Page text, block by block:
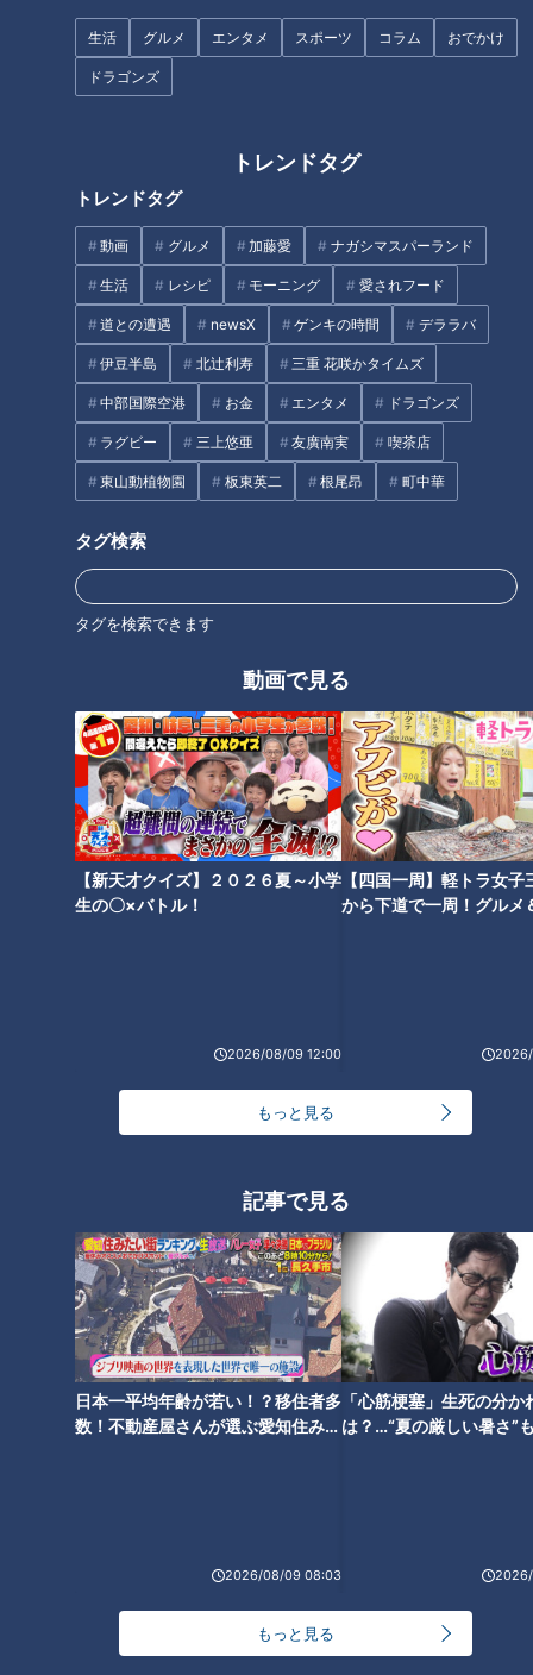
生活 グルメ エンタメ スポーツ コラム おでかけ
ドラゴンズ
トレンドタグ
トレンドタグ
動画 グルメ 加藤愛 ナガシマスパーランド
生活 レシピ モーニング 愛されフード
道との遭遇 newsX ゲンキの時間 デララバ
伊豆半島 北辻利寿 三重 花咲かタイムズ
中部国際空港 お金 エンタメ ドラゴンズ
ラグビー 三上悠亜 友廣南実 喫茶店
東山動植物園 板東英二 根尾昂 町中華
タグ検索
タグを検索できます
動画で見る
【新天才クイズ】２０２６夏～小学
生の〇×バトル！
2026/08/09 12:00
【四国一周】軽トラ女子
から下道で一周！グルメ
もっと見る
記事で見る
日本一平均年齢が若い！？移住者多
数！不動産屋さんが選ぶ愛知住みた
2026/08/09 08:03
「心筋梗塞」生死の分か
は？…“夏の厳しい暑さ”
もっと見る
然別湖（しかりべつこ）でカヌーを体験し、夕食に初めてのジ
ンギスカンを食べて、富良野市のホテルに泊まった三田。軽ト
ラ旅3日目の朝を迎え、さっそく出発します。
（グラビアアイドル・三田悠貴）
「北海道グルメの朝ごはんを食べよう」
立ち寄ったのは「富良野チーズ工房」。施設内には、作りたて
り、三田はホワイトチーズやワインチェダーチーズを堪能。爪
楊枝で刺したチーズを、なぜかたこ焼きのようにフーフーしな
がら口へと運びます。
残念ながらピッツァ工房はオープン前だったため、アイスミル
ク工房で「できたてチーズソフト」を食べることに。
（グラビアアイドル・三田悠貴）
ソフトクリームのカップに書かれている「ふらの」を、しばら
く何度も「ふしの」と読み間違える天然ぶりを発揮する三田な
のでした。
「ジェットコースターの路」から「ぜるぶの丘」